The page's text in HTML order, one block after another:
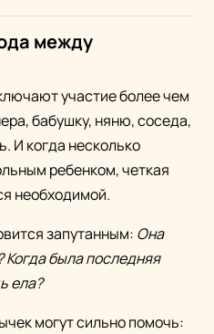
между
участие более чем
бабушку, няню, соседа,
И когда несколько
ребенком, четкая
необходимой.
запутанным: Она
Когда была последняя
ела?
могут сильно помочь: